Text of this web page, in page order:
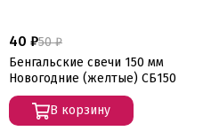
40 ₽50 ₽
Бенгальские свечи 150 мм
Новогодние (желтые) СБ150
В корзину